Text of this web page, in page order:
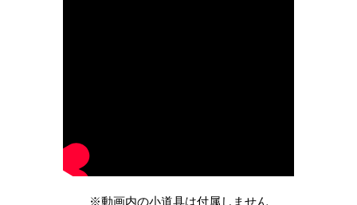
※動画内の小道具は付属しません